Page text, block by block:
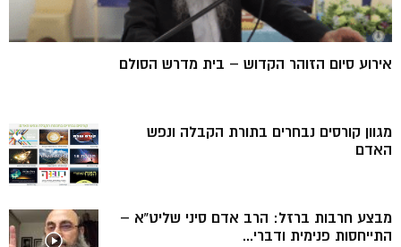
אירוע סיום הזוהר הקדוש – בית מדרש הסולם
מגוון קורסים נבחרים בתורת הקבלה ונפש
האדם
מבצע חרבות ברזל: הרב אדם סיני שליט”א –
התייחסות פנימית ודברי...